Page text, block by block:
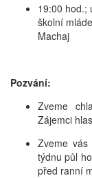
19:00 hod.;
školní
Machaj
Pozvání:
Zveme
Zájemci
Zveme
týdnu půl
před ranní